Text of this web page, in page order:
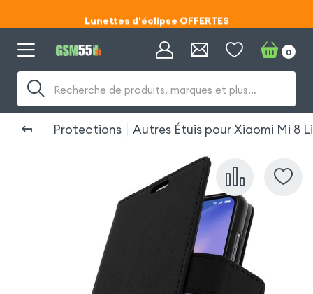
Code ECLIPSE55
Code ECLIPSE55
Recherche de produits, marques et plus…
0
Protections Autres Étuis pour Xiaomi Mi 8